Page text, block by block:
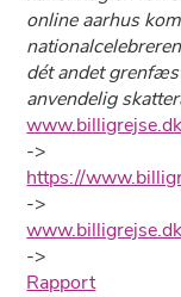
online aarhus
dét andet
anvendelig
www.billigrejse.dk
->
https://
->
www.billigrejse.dk
->
Rapport